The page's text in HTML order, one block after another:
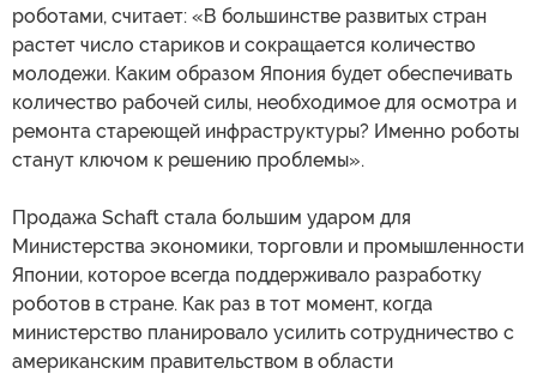
роботами, считает: «В большинстве развитых стран
растет число стариков и сокращается количество
молодежи. Каким образом Япония будет обеспечивать
количество рабочей силы, необходимое для осмотра и
ремонта стареющей инфраструктуры? Именно роботы
станут ключом к решению проблемы».
Продажа Sсhaft стала большим ударом для
Министерства экономики, торговли и промышленности
Японии, которое всегда поддерживало разработку
роботов в стране. Как раз в тот момент, когда
министерство планировало усилить сотрудничество с
американским правительством в области